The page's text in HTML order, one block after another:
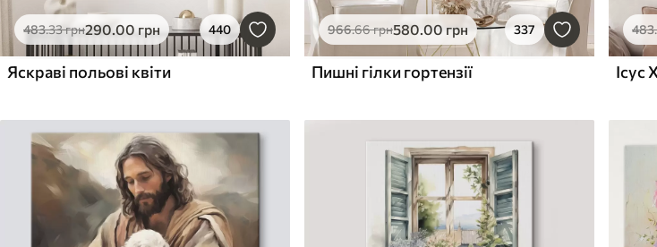
483.33грн290.00 грн 440
Яскраві польові квіти
966.66грн580.00 грн 337
Пишні гілки гортензії
483